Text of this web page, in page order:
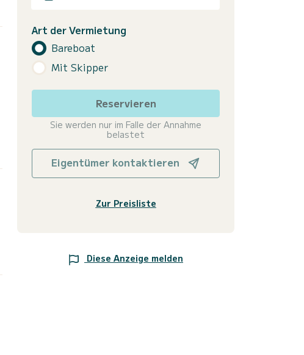
Art der Vermietung
Bareboat
Mit Skipper
Reservieren
Sie werden nur im Falle der Annahme
belastet
Eigentümer kontaktieren
Zur Preisliste
Diese Anzeige melden